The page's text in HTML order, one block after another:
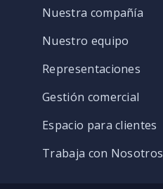
Nuestra compañía
Nuestro equipo
Representaciones
Gestión comercial
Espacio para clientes
Trabaja con Nosotros